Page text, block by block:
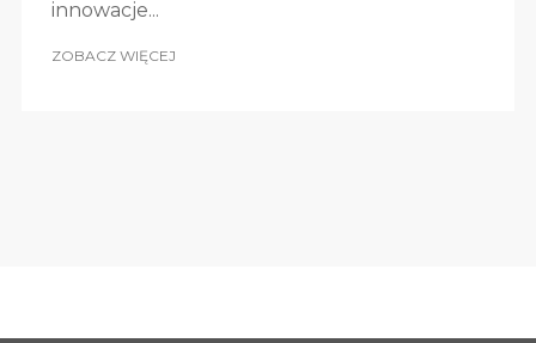
innowacje...
ZOBACZ WIĘCEJ